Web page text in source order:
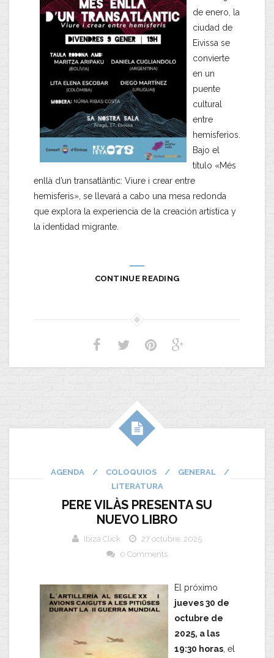
de enero, la
ciudad de
Eivissa se
convierte
en un
puente
cultural
entre
hemisferios.
Bajo el
título «Més
enllà d’un transatlàntic: Viure i crear entre
hemisferis», se llevará a cabo una mesa redonda
que explora la experiencia de la creación artística y
la identidad migrante.
CONTINUE READING
AGENDA / COLOQUIOS / GENERAL
/
LITERATURA
PERE VILÀS PRESENTA SU
NUEVO LIBRO
Ibiza Click
27 octubre, 2025
0 Comments
El próximo
jueves 30 de
octubre de
2025, a las
19:30 horas , el